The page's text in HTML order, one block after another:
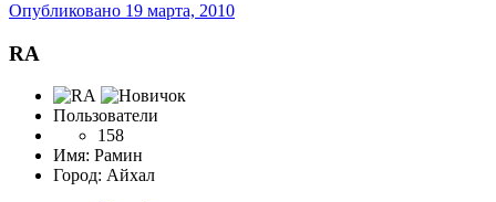
Опубликовано 19 марта, 2010
RA
Пользователи
158
Имя: Рамин
Город: Айхал